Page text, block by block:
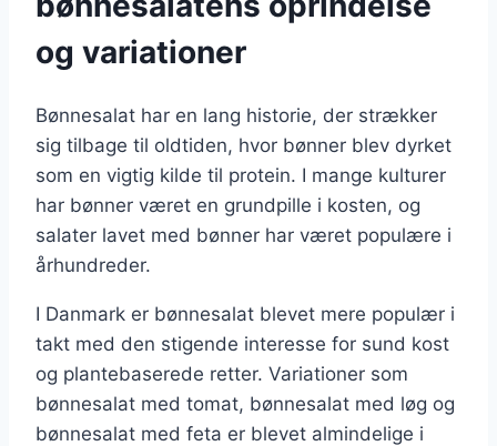
og variationer
Bønnesalat har en lang historie, der strækker
sig tilbage til oldtiden, hvor bønner blev dyrket
som en vigtig kilde til protein. I mange kulturer
har bønner været en grundpille i kosten, og
salater lavet med bønner har været populære i
århundreder.
I Danmark er bønnesalat blevet mere populær i
takt med den stigende interesse for sund kost
og plantebaserede retter. Variationer som
bønnesalat med tomat, bønnesalat med løg og
bønnesalat med feta er blevet almindelige i